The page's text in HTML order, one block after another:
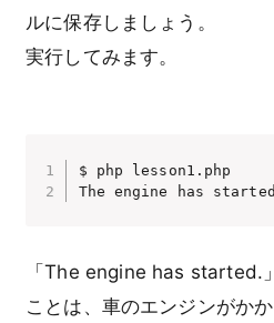
ルに保存しましょう。
実行してみます。
$ php lesson1.php
The engine has
「The engine has started.
ことは、車のエンジンがか